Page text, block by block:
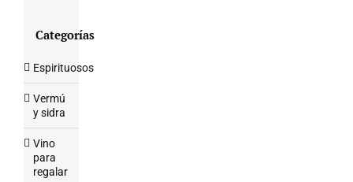
Categorías
Espirituosos
Vermú
y sidra
Vino
para
regalar